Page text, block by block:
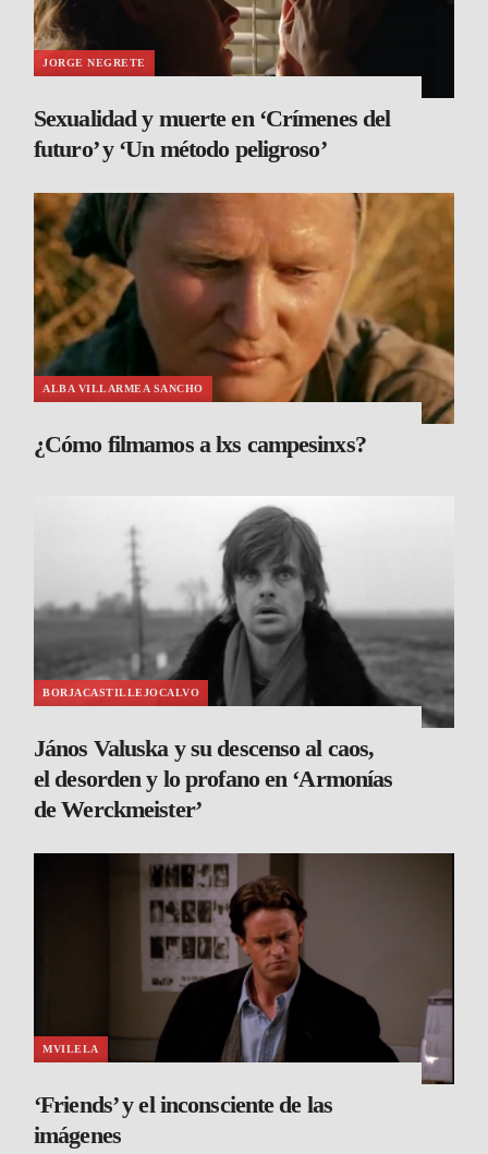
JORGE NEGRETE
Sexualidad y muerte en ‘Crímenes del
futuro’ y ‘Un método peligroso’
ALBA VILLARMEA SANCHO
¿Cómo filmamos a lxs campesinxs?
BORJACASTILLEJOCALVO
János Valuska y su descenso al caos,
el desorden y lo profano en ‘Armonías
de Werckmeister’
MVILELA
‘Friends’ y el inconsciente de las
imágenes